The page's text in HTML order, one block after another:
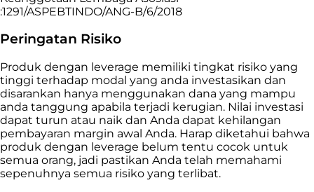
:1291/ASPEBTINDO/ANG-B/6/2018
Peringatan Risiko
Produk dengan leverage memiliki tingkat risiko yang
tinggi terhadap modal yang anda investasikan dan
disarankan hanya menggunakan dana yang mampu
anda tanggung apabila terjadi kerugian. Nilai investasi
dapat turun atau naik dan Anda dapat kehilangan
pembayaran margin awal Anda. Harap diketahui bahwa
produk dengan leverage belum tentu cocok untuk
semua orang, jadi pastikan Anda telah memahami
sepenuhnya semua risiko yang terlibat.